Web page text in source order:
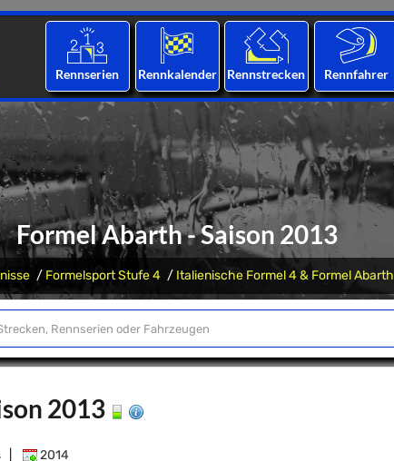
Rennserien Rennkalender Rennstrecken Rennfahrer
Formel Abarth - Saison 2013
Formelsport Stufe 4 Italienische Formel 4 & Formel Abarth
2013
2014